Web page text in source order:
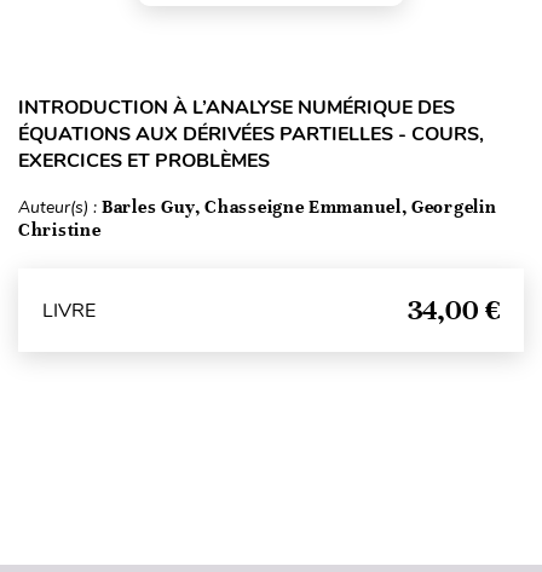
INTRODUCTION À L’ANALYSE NUMÉRIQUE DES
ÉQUATIONS AUX DÉRIVÉES PARTIELLES - COURS,
EXERCICES ET PROBLÈMES
Auteur(s) : Barles Guy, Chasseigne Emmanuel, Georgelin
Christine
LIVRE 34,00 €